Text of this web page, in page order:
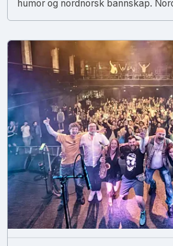
humor og nordnorsk bannskap.